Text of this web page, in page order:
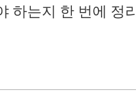
하는지 한 번에 정